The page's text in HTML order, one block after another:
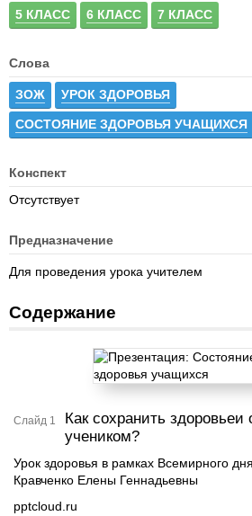
5 КЛАСС 6 КЛАСС 7 КЛАСС
Слова
ЗОЖ УРОК ЗДОРОВЬЯ
СОСТОЯНИЕ ЗДОРОВЬЯ УЧАЩИХСЯ
Конспект
Отсутствует
Предназначение
Для проведения урока учителем
Содержание
Слайд 1
Как сохранить
учеником?
Урок здоровья в рамках Всемирного
Кравченко Елены Геннадьевны
pptcloud.ru